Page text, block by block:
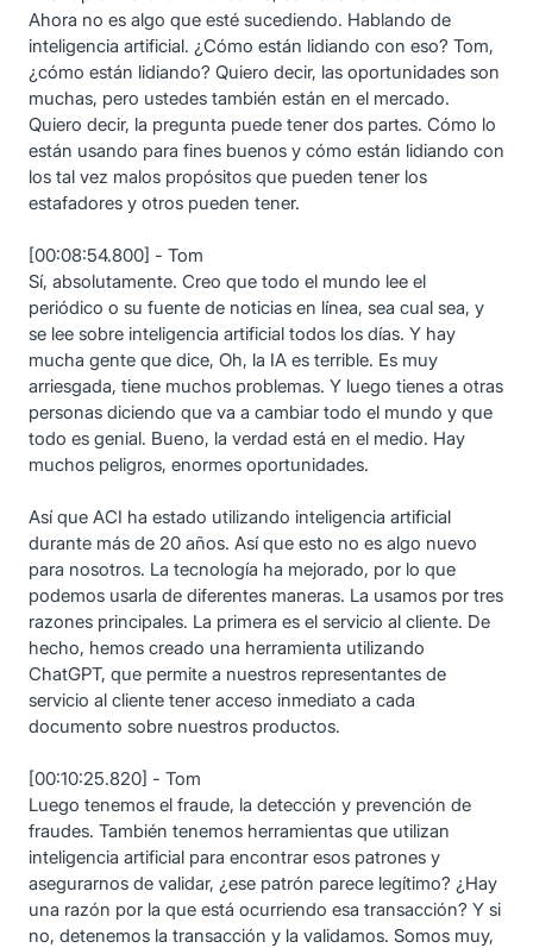
Ahora no es algo que esté sucediendo. Hablando de
inteligencia artificial. ¿Cómo están lidiando con eso? Tom,
¿cómo están lidiando? Quiero decir, las oportunidades son
muchas, pero ustedes también están en el mercado.
Quiero decir, la pregunta puede tener dos partes. Cómo lo
están usando para fines buenos y cómo están lidiando con
los tal vez malos propósitos que pueden tener los
estafadores y otros pueden tener.
[00:08:54.800] - Tom
Sí, absolutamente. Creo que todo el mundo lee el
periódico o su fuente de noticias en línea, sea cual sea, y
se lee sobre inteligencia artificial todos los días. Y hay
mucha gente que dice, Oh, la IA es terrible. Es muy
arriesgada, tiene muchos problemas. Y luego tienes a otras
personas diciendo que va a cambiar todo el mundo y que
todo es genial. Bueno, la verdad está en el medio. Hay
muchos peligros, enormes oportunidades.
Así que ACI ha estado utilizando inteligencia artificial
durante más de 20 años. Así que esto no es algo nuevo
para nosotros. La tecnología ha mejorado, por lo que
podemos usarla de diferentes maneras. La usamos por tres
razones principales. La primera es el servicio al cliente. De
hecho, hemos creado una herramienta utilizando
ChatGPT, que permite a nuestros representantes de
servicio al cliente tener acceso inmediato a cada
documento sobre nuestros productos.
[00:10:25.820] - Tom
Luego tenemos el fraude, la detección y prevención de
fraudes. También tenemos herramientas que utilizan
inteligencia artificial para encontrar esos patrones y
asegurarnos de validar, ¿ese patrón parece legítimo? ¿Hay
una razón por la que está ocurriendo esa transacción? Y si
no, detenemos la transacción y la validamos. Somos muy,